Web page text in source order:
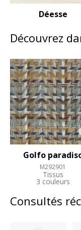
Déesse
Découvrez
Golfo
M292901
Tissus
3 couleurs
Consultés